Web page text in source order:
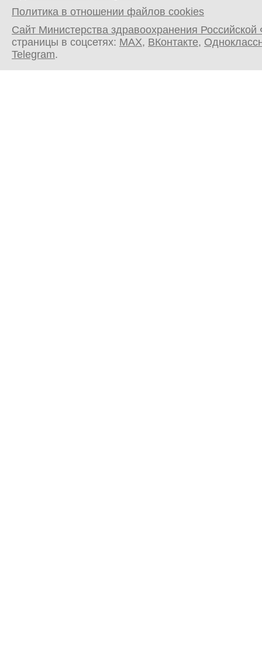
Политика в отношении файлов cookies
Сайт Министерства здравоохранения
страницы в соцсетях: MAX, ВКонтакте,
Telegram.